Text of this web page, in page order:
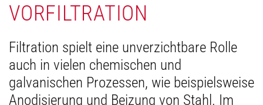
VORFILTRATION
Filtration spielt eine unverzichtbare Rolle
auch in vielen chemischen und
galvanischen Prozessen, wie beispielsweise
Anodisierung und Beizung von Stahl. Im